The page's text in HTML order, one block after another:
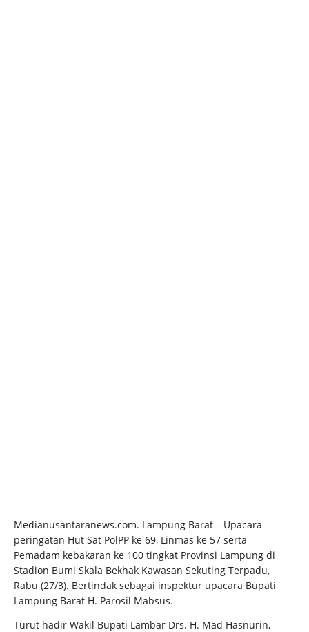
Medianusantaranews.com. Lampung Barat – Upacara
peringatan Hut Sat PolPP ke 69, Linmas ke 57 serta
Pemadam kebakaran ke 100 tingkat Provinsi Lampung di
Stadion Bumi Skala Bekhak Kawasan Sekuting Terpadu,
Rabu (27/3). Bertindak sebagai inspektur upacara Bupati
Lampung Barat H. Parosil Mabsus.
Turut hadir Wakil Bupati Lambar Drs. H. Mad Hasnurin,